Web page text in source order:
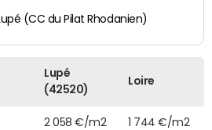
(CC du Pilat Rhodanien)
Lupé
(42520)
Loire
2 058 €/m2 1 744 €/m2